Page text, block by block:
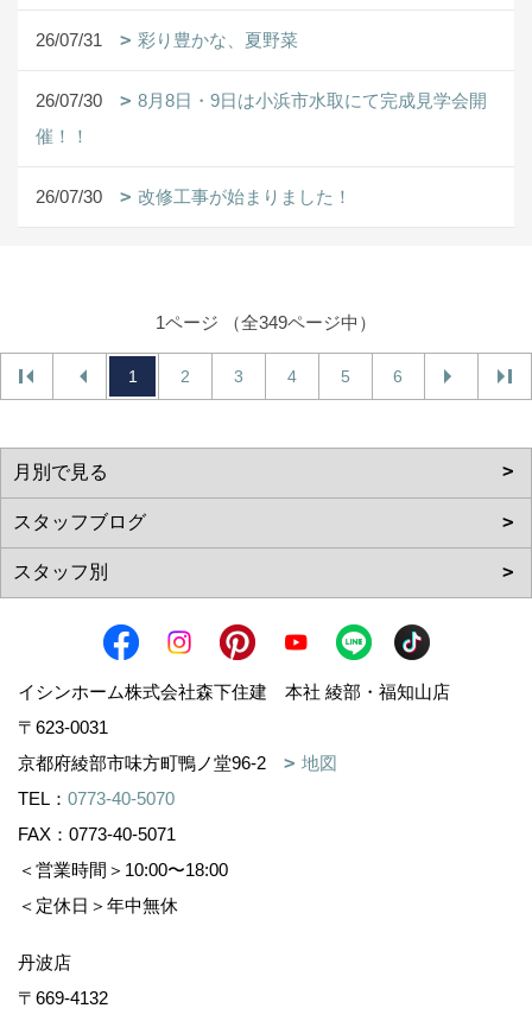
26/07/31 彩り豊かな、夏野菜
26/07/30
8月8日・9日は小浜市水取にて完成見学会開
催！！
26/07/30 改修工事が始まりました！
1ページ （全349ページ中）
1 2 3 4 5 6
イシンホーム株式会社森下住建 本社 綾部・福知山店
〒623-0031
京都府綾部市味方町鴨ノ堂96-2
地図
TEL： 0773-40-5070
FAX：0773-40-5071
＜営業時間＞10:00〜18:00
＜定休日＞年中無休
丹波店
〒669-4132